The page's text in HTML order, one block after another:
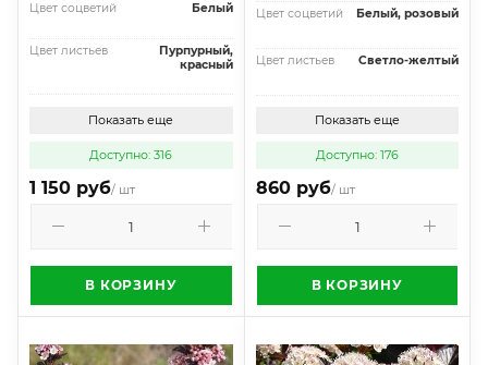
Цвет соцветий Белый
Цвет листьев
Пурпурный,
красный
Показать еще
Доступно: 316
1 150 руб/ шт
В КОРЗИНУ
Цвет соцветий Белый, розовый
Цвет листьев Светло-желтый
Показать еще
Доступно: 176
860 руб/ шт
В КОРЗИНУ